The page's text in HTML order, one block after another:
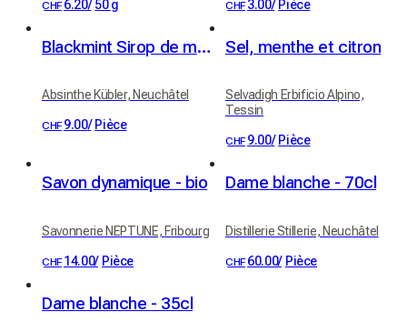
CHF 6.20/ 50 g CHF 3.00/ Pièce
Blackmint Sirop de menthe s/alcool 75cl
Absinthe Kübler, Neuchâtel
CHF 9.00/ Pièce
Sel, menthe et citron
Selvadigh Erbificio Alpino,
Tessin
CHF 9.00/ Pièce
Savon dynamique - bio
Savonnerie NEPTUNE, Fribourg
CHF 14.00/ Pièce
Dame blanche - 70cl
Distillerie Stillerie, Neuchâtel
CHF 60.00/ Pièce
Dame blanche - 35cl